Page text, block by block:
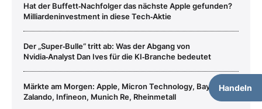
Handeln
Hat der Buffett‑Nachfolger das nächste Apple gefunden?
Milliardeninvestment in diese Tech‑Aktie
Der „Super‑Bulle“ tritt ab: Was der Abgang von
Nvidia‑Analyst Dan Ives für die KI‑Branche bedeutet
Märkte am Morgen: Apple, Micron Technology, Bayer,
Zalando, Infineon, Munich Re, Rheinmetall